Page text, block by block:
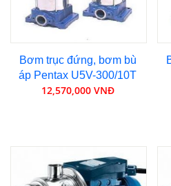
Bơm trục đứng, bơm bù
áp Pentax U5V-300/10T
12,570,000 VNĐ